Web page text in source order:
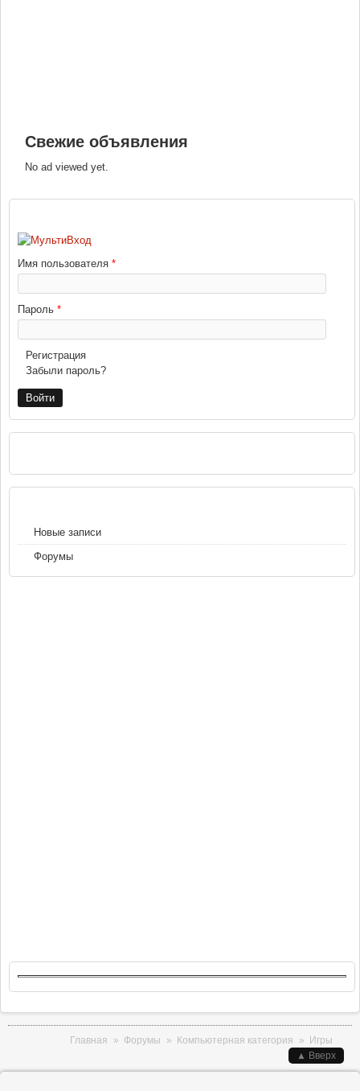
Свежие объявления
No ad viewed yet.
Имя пользователя *
Пароль *
Регистрация
Забыли пароль?
Новые записи
Форумы
Главная » Форумы » Компьютерная категория » Игры
▲ Вверх